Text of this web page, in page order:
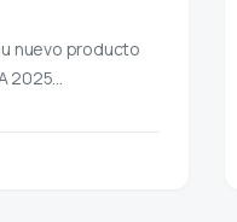
nuevo producto
2025…